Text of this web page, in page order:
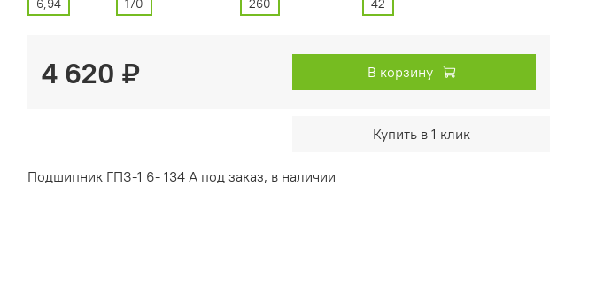
6,94 170 260 42
4 620 ₽ В корзину
Купить в 1 клик
Подшипник ГПЗ-1 6- 134 А под заказ, в наличии